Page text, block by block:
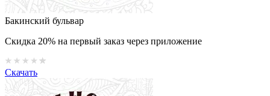
Бакинский бульвар
Скидка 20% на первый заказ через приложение
Скачать